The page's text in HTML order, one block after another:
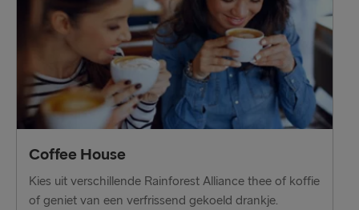
Coffee House
Kies uit verschillende Rainforest Alliance thee of koffie
of geniet van een verfrissend gekoeld drankje.